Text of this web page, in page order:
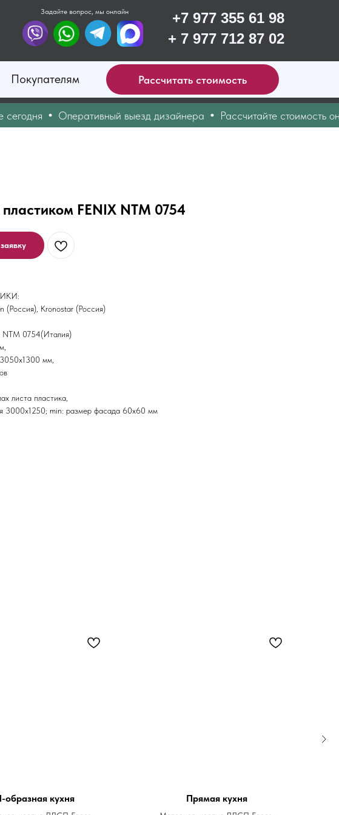
Покупателям
+7 977 355 61 98
Задайте вопрос, мы онлайн
+ 7 977 712 87 02
Рассчитать стоимость
Оперативный выезд дизайнера Рассчитайте стоимость
FENIX NTM 0754
Kronostar (Россия)
NTM 0754(Италия)
мм,
листа пластика,
3000х1250; min: размер фасада 60х60 мм
образная кухня Прямая кухня